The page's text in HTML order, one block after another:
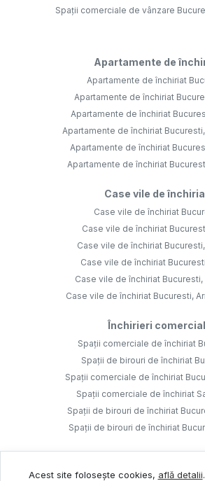
Spații comerciale de vânzare
Apartamente de
Apartamente de închiriat
Apartamente de închiriat
Apartamente de închiriat
Apartamente de închiriat
Apartamente de închiriat
Apartamente de închiriat
Case vile de
Case vile de închiriat
Case vile de închiriat
Case vile de închiriat
Case vile de închiriat
Case vile de închiriat
Case vile de închiriat Bucuresti,
Închirieri comercial
Spații comerciale de închiriat
Spații de birouri de închiriat
Spații comerciale de închiriat
Spații comerciale de închiriat
Spații de birouri de închiriat
Spații de birouri de închiriat
Acest site folosește cookies, află detalii.